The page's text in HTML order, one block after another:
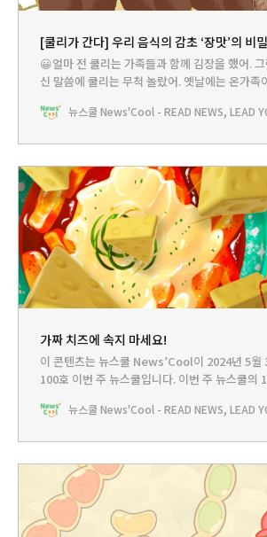
[쿨리가 간다] 우리 음식의 감초 ‘장맛’의 비밀
😀얼마 전 쿨리는 가족들과 함께 김장을 했어.
신 말씀에 쿨리는 무척 놀랐어. 옛날에는 온가족
야. 그건 좀 어려워보이는데...? 그런데 우리의 장
뉴스쿨 News'Cool - READ NEWS, LEAD
가짜 치즈에 속지 마세요!
이 콘텐츠는 뉴스쿨 News’Cool이 2024년 5월
100호 이번 주 뉴스쿨입니다.‌ 이번 주 뉴스쿨의
쿨에서 다루는 이야기는... HEADLINE - 내가 먹
뉴스쿨 News'Cool - READ NEWS, LEAD